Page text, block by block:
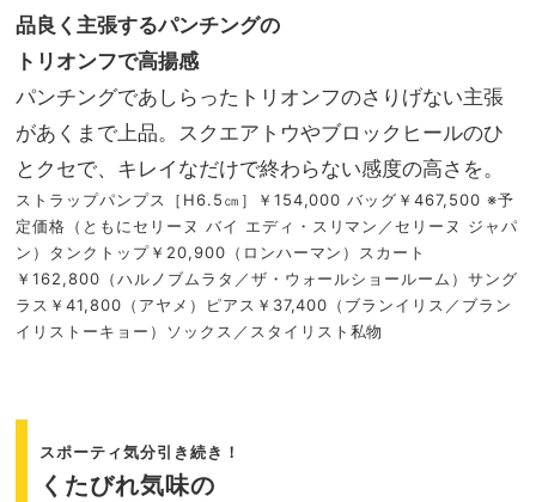
品良く主張するパンチングの
トリオンフで高揚感
パンチングであしらったトリオンフのさりげない主張
があくまで上品。スクエアトウやブロックヒールのひ
とクセで、キレイなだけで終わらない感度の高さを。
ストラップパンプス［H6.5㎝］￥154,000 バッグ￥467,500 ※予
定価格（ともにセリーヌ バイ エディ・スリマン／セリーヌ ジャパ
ン）タンクトップ￥20,900（ロンハーマン）スカート
￥162,800（ハルノブムラタ／ザ・ウォールショールーム）サング
ラス￥41,800（アヤメ）ピアス￥37,400（ブランイリス／ブラン
イリストーキョー）ソックス／スタイリスト私物
スポーティ気分引き続き！
くたびれ気味の